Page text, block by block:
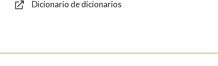
Dicionario de dicionarios